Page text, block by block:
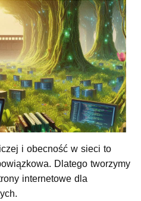
i obecność w sieci to
Dlatego tworzymy
internetowe dla